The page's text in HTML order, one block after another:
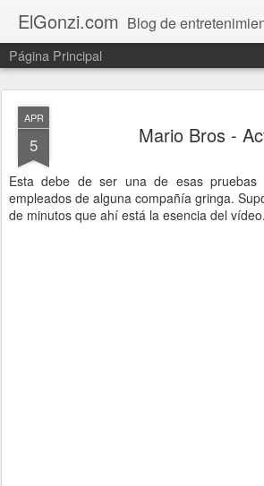
ElGonzi.com Blog de entretenimiento, chismes, humor, farándula, curiosidades, ovnis,
Página Principal
APR
5 Mario Bros -
Esta debe de ser una de esas pruebas
empleados de alguna compañía gringa.
de minutos que ahí está la esencia del